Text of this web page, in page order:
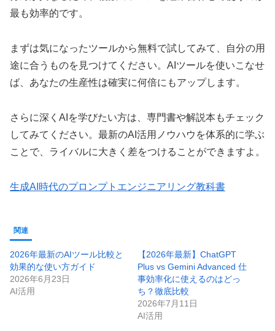
最も効率的です。
まずは気になったツールから無料で試してみて、自分の用
途に合うものを見つけてください。AIツールを使いこなせ
ば、あなたの生産性は確実に何倍にもアップします。
さらに深くAIを学びたい方は、専門書や解説本もチェック
してみてください。最新のAI活用ノウハウを体系的に学ぶ
ことで、ライバルに大きく差をつけることができますよ。
生成AI時代のプロンプトエンジニアリング教科書
関連
2026年最新のAIツール比較と
効果的な使い方ガイド
2026年6月23日
AI活用
【2026年最新】ChatGPT
Plus vs Gemini Advanced 仕
事効率化に使えるのはどっ
ち？徹底比較
2026年7月11日
AI活用